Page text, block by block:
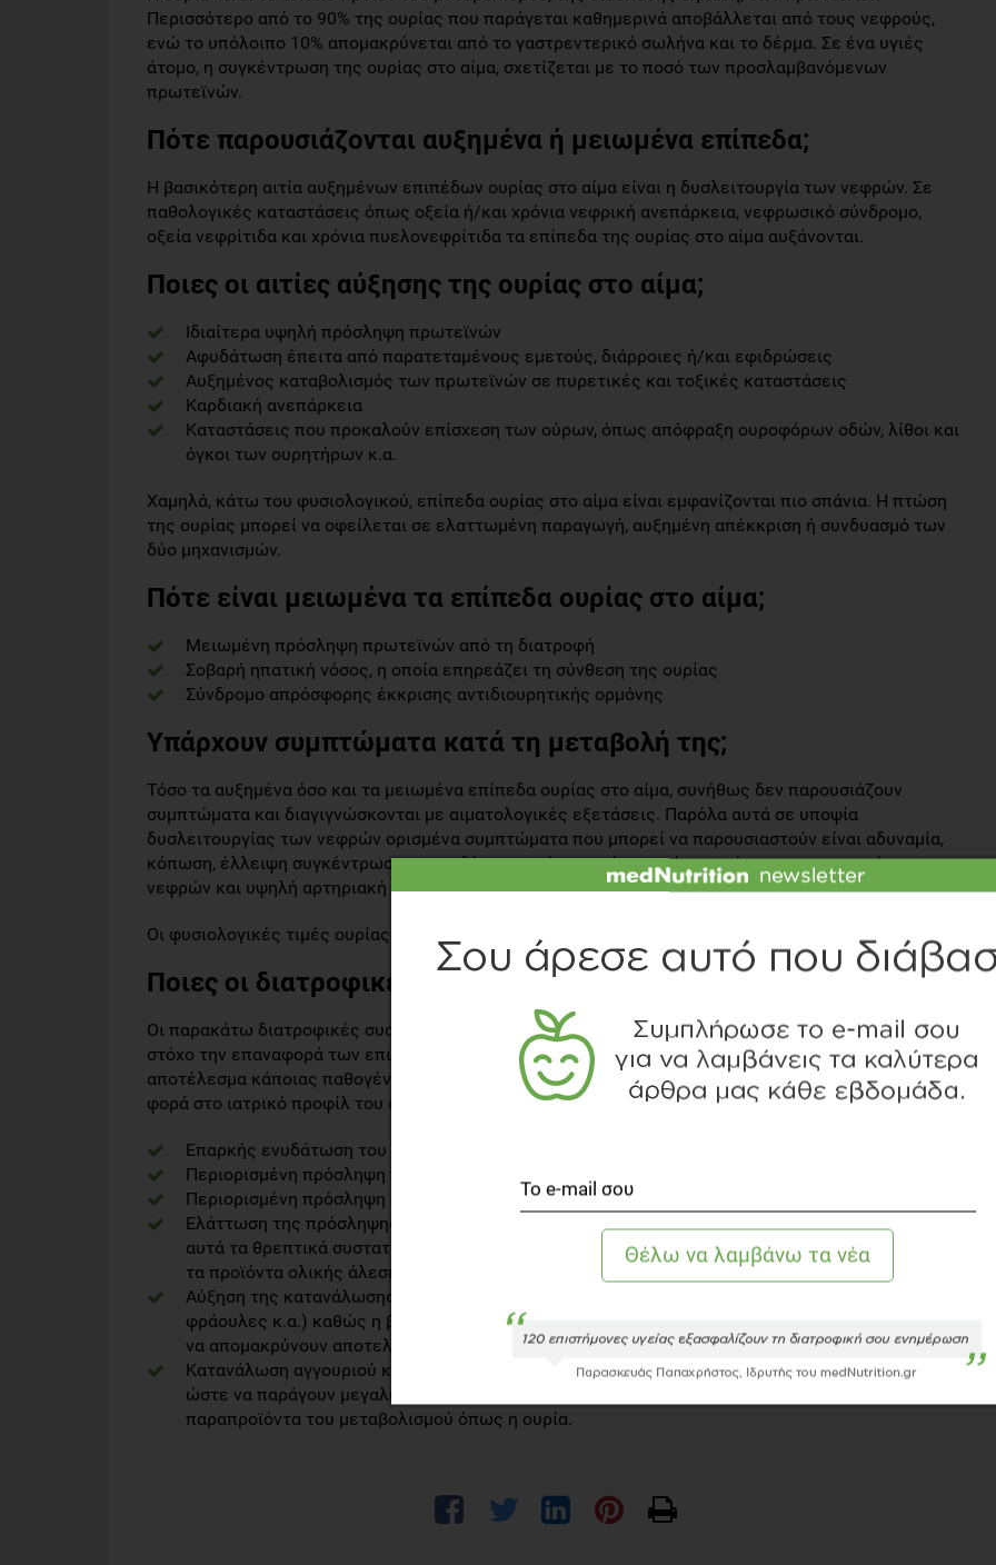
Περισσότερο από το 90% της ουρίας που παράγεται καθημερινά αποβάλλεται από τους νεφρούς,
ενώ το υπόλοιπο 10% απομακρύνεται από το γαστρεντερικό σωλήνα και το δέρμα. Σε ένα υγιές
άτομο, η συγκέντρωση της ουρίας στο αίμα, σχετίζεται με το ποσό των προσλαμβανόμενων
πρωτεϊνών.
Πότε παρουσιάζονται αυξημένα ή μειωμένα επίπεδα;
Η βασικότερη αιτία αυξημένων επιπέδων ουρίας στο αίμα είναι η δυσλειτουργία των νεφρών. Σε
παθολογικές καταστάσεις όπως οξεία ή/και χρόνια νεφρική ανεπάρκεια, νεφρωσικό σύνδρομο,
οξεία νεφρίτιδα και χρόνια πυελονεφρίτιδα τα επίπεδα της ουρίας στο αίμα αυξάνονται.
Ποιες οι αιτίες αύξησης της ουρίας στο αίμα;
Ιδιαίτερα υψηλή πρόσληψη πρωτεϊνών
Αφυδάτωση έπειτα από παρατεταμένους εμετούς, διάρροιες ή/και εφιδρώσεις
Αυξημένος καταβολισμός των πρωτεϊνών σε πυρετικές και τοξικές καταστάσεις
Καρδιακή ανεπάρκεια
Καταστάσεις που προκαλούν επίσχεση των ούρων, όπως απόφραξη ουροφόρων οδών, λίθοι και
όγκοι των ουρητήρων κ.α.
Χαμηλά, κάτω του φυσιολογικού, επίπεδα ουρίας στο αίμα είναι εμφανίζονται πιο σπάνια. Η πτώση
της ουρίας μπορεί να οφείλεται σε ελαττωμένη παραγωγή, αυξημένη απέκκριση ή συνδυασμό των
δύο μηχανισμών.
Πότε είναι μειωμένα τα επίπεδα ουρίας στο αίμα;
Μειωμένη πρόσληψη πρωτεϊνών από τη διατροφή
Σοβαρή ηπατική νόσος, η οποία επηρεάζει τη σύνθεση της ουρίας
Σύνδρομο απρόσφορης έκκρισης αντιδιουρητικής ορμόνης
Υπάρχουν συμπτώματα κατά τη μεταβολή της;
Τόσο τα αυξημένα όσο και τα μειωμένα επίπεδα ουρίας στο αίμα, συνήθως δεν παρουσιάζουν
συμπτώματα και διαγιγνώσκονται με αιματολογικές εξετάσεις. Παρόλα αυτά σε υποψία
δυσλειτουργίας των νεφρών ορισμένα συμπτώματα που μπορεί να παρουσιαστούν είναι αδυναμία,
κόπωση, έλλειψη συγκέντρωσης, υπνηλία, μειωμένη ποσότητα ούρων, πόνος στην περιοχή των
νεφρών και υψηλή αρτηριακή πίεση.
Οι φυσιολογικές τιμές ουρίας στο αίμα είναι 10-50mg/dl.
Ποιες οι διατροφικές συστάσεις για άτομα με αυξημένη ουρία;
Οι παρακάτω διατροφικές συστάσεις αφορούν υγιή άτομα με αυξημένα επίπεδα ουρίας και έχουν ως
στόχο την επαναφορά των επιπέδων αυτών σε φυσιολογικές τιμές. Εάν οι αυξημένες τιμές είναι
αποτέλεσμα κάποιας παθογένειας, οι διατροφικές συστάσεις αλλάζουν και προσαρμόζονται κάθε
φορά στο ιατρικό προφίλ του ατόμου.
Επαρκής ενυδάτωση του οργανισμού με κατανάλωση τουλάχιστον 1,5-2Lt νερού ημερησίως
Περιορισμένη πρόσληψη πρωτεϊνών από τη διατροφή
Περιορισμένη πρόσληψη αλατιού
Ελάττωση της πρόσληψης καλίου και φωσφόρου, περιορίζοντας κυρίως τροφές πλούσιες σε
αυτά τα θρεπτικά συστατικά όπως, η μπανάνα, το πορτοκάλι, η πατάτα, η ντομάτα, το αβοκάντο,
τα προϊόντα ολικής άλεσης, η βρώμη και οι ξηροί καρποί.
Αύξηση της κατανάλωσης τροφίμων πλούσια σε βιταμίνη C (όπως βατόμουρα, μύρτιλλα,
φράουλες κ.α.) καθώς η βιταμίνη C βοηθάει τα νεφρά να φιλτράρουν καλύτερα το αίμα και έτσι
να απομακρύνουν αποτελεσματικότερα την ουρία.
Κατανάλωση αγγουριού καθώς το συγκεκριμένο τρόφιμο φαίνεται να ενεργοποιεί τα νεφρά
ώστε να παράγουν μεγαλύτερη ποσότητα ούρων και έτσι να απομακρύνονται καλύτερα τα
παραπροϊόντα του μεταβολισμού όπως η ουρία.